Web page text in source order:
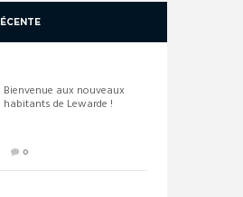
Bienvenue aux nouveaux
habitants de Lewarde !
0